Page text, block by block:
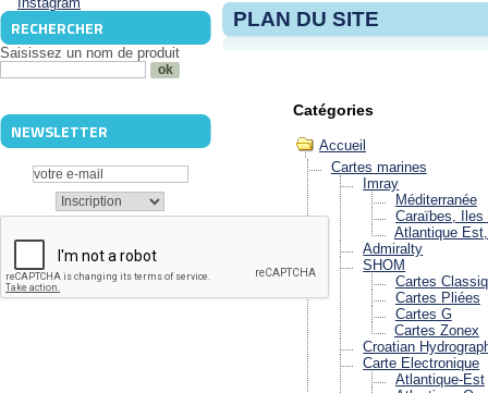
RECHERCHER
Saisissez un nom de produit
NEWSLETTER
PLAN DU SITE
Catégories
Accueil
Cartes marines
Imray
Méditerranée
Caraïbes, Iles
Atlantique
Admiralty
SHOM
Cartes
Cartes Pliées
Cartes G
Cartes Zonex
Croatian
Carte Electronique
Atlantique-Est